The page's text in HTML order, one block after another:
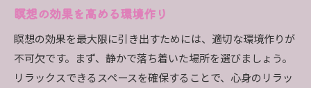
瞑想の効果を高める環境作り
瞑想の効果を最大限に引き出すためには、適切な環境作りが
不可欠です。まず、静かで落ち着いた場所を選びましょう。
リラックスできるスペースを確保することで、心身のリラッ